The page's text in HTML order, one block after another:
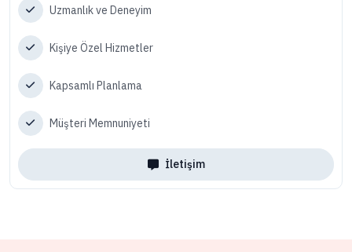
Uzmanlık ve Deneyim
Kişiye Özel Hizmetler
Kapsamlı Planlama
Müşteri Memnuniyeti
İletişim